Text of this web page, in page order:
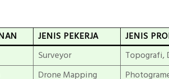
JENIS PEKERJA
JENIS
Surveyor Topografi,
Drone Mapping